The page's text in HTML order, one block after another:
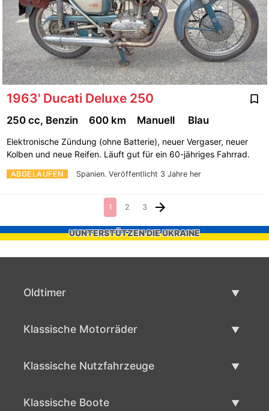
1963' Ducati Deluxe 250
ABGELAUFEN Spanien. Veröffentlicht 3 Jahre her
250 cc, Benzin 600 km Manuell Blau
Elektronische Zündung (ohne Batterie), neuer Vergaser, neuer
Kolben und neue Reifen. Läuft gut für ein 60-jähriges Fahrrad.
1 2 3
UUNTERSTÜTZEN DIE UKRAINE
Oldtimer
Klassische Motorräder
Klassische Nutzfahrzeuge
Klassische Boote